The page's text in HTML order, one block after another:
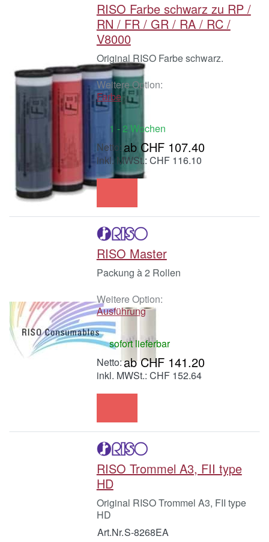
RISO Farbe schwarz zu RP /
RN / FR / GR / RA / RC /
V8000
Original RISO Farbe schwarz.
Weitere Option:
Farbe
1 - 2 Wochen
ab CHF 107.40
inkl. MWSt.: CHF 116.10
RISO Master
Packung à 2 Rollen
Weitere Option:
Ausführung
sofort lieferbar
ab CHF 141.20
inkl. MWSt.: CHF 152.64
RISO Trommel A3, FII type
HD
Original RISO Trommel A3, FII type
HD
Art.Nr.S-8268EA